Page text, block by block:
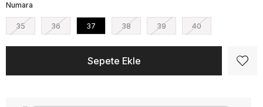
Numara
35 36 37 38 39 40